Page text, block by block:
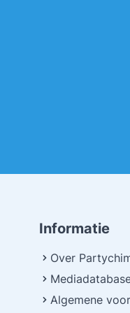
Informatie
Over
Algemene